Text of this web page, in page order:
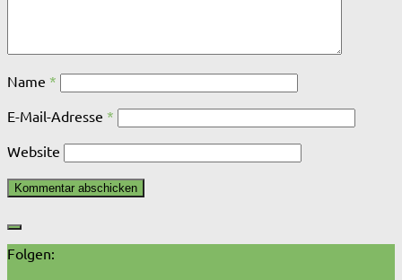
Name *
E-Mail-Adresse *
Website
Folgen: